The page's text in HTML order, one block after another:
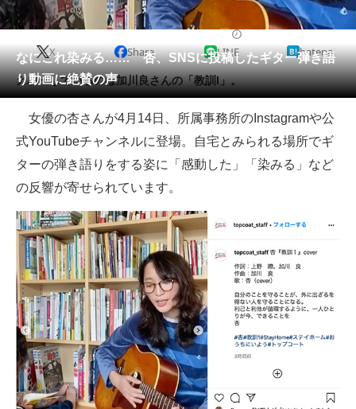
動物 リサーチ
会員記事
メディア
注目記事を集めた総合ページ
ITの今と未来を見通す
スマホと通信の最新トレンド
進化するPCとデバイスの未来
好きが集まる 比べて選べる
ビジネスと働き方のヒント
AI活用のいまが分かる
企業ITのトレンドを詳説
経営リーダーのコミュニティ
なにこれ染みる…… 杏、SNSに投稿したギター弾き語
り動画に絶賛の声
X Share LINE hatena
カバーしているのは加川良さんの「教訓I」。
女優の杏さんが4月14日、所属事務所のInstagramや公
式YouTubeチャンネルに登場。自宅とみられる場所でギ
ターの弾き語りをする姿に「感動した」「染みる」など
の反響が寄せられています。